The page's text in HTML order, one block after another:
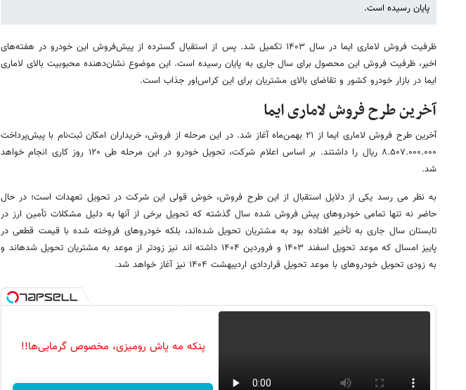
پایان رسیده است.
ظرفیت فروش لاماری ایما در سال ۱۴۰۳ تکمیل شد. پس از استقبال گسترده از پیش‌فروش این خودرو در هفته‌های
اخیر، ظرفیت فروش این محصول برای سال جاری به پایان رسیده است. این موضوع نشان‌دهنده محبوبیت بالای لاماری
ایما در بازار خودرو کشور و تقاضای بالای مشتریان برای این کراس‌اور جذاب است.
آخرین طرح فروش لاماری ایما
آخرین طرح فروش لاماری ایما از ۲۱ بهمن‌ماه آغاز شد. در این مرحله از فروش، خریداران امکان ثبت‌نام با پیش‌پرداخت
۸.۵۰۷.۰۰۰.۰۰۰ ریال را داشتند. بر اساس اعلام شرکت، تحویل خودرو در این مرحله طی ۱۲۰ روز کاری انجام خواهد
شد.
به نظر می رسد یکی از دلایل استقبال از این طرح فروش، خوش قولی این شرکت در تحویل تعهدات است؛ در حال
حاضر نه تنها تمامی خودروهای پیش فروش شده سال گذشته که تحویل برخی از آنها به دلیل مشکلات تأمین ارز در
تابستان سال جاری به تأخیر افتاده بود به مشتریان تحویل شده‌اند، بلکه خودروهای فروخته شده با قیمت قطعی در
پاییز امسال که موعد تحویل اسفند ۱۴۰۳ و فروردین ۱۴۰۴ داشته اند نیز زودتر از موعد به مشتریان تحویل شده­اند و
به زودی تحویل خودروهای با موعد تحویل قراردادی اردیبهشت ۱۴۰۴ نیز آغاز خواهد ­شد.
پنکه مه پاش رومیزی، مخصوص گرمایی‌ها!!